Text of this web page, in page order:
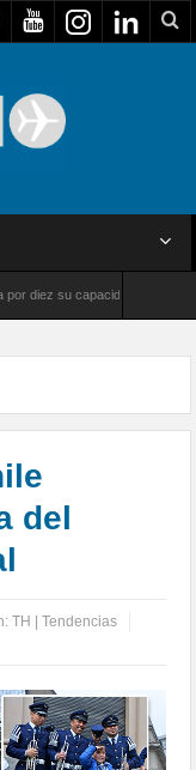
diez su capacidad de
del
TH | Tendencias